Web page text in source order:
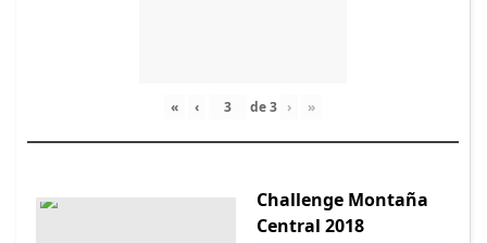
« ‹ de3 › »
Challenge Montaña
Central 2018